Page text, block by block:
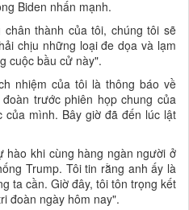
Biden nhấn mạnh.
thành của tôi, chúng tôi sẽ
chịu những loại đe dọa và lạm
cuộc bầu cử này".
nhiệm của tôi là thông báo về
trước phiên họp chung của
của mình. Bây giờ đã đến lúc lật
hào khi cùng hàng ngàn người ở
Trump. Tôi tin rằng anh ấy là
ta cần. Giờ đây, tôi tôn trọng kết
đoàn ngày hôm nay".